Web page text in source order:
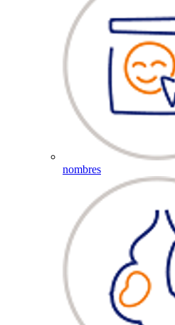
nombres